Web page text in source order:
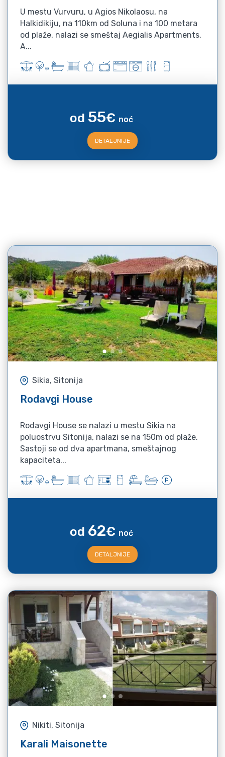
U mestu Vurvuru, u Agios Nikolaosu, na
Halkidikiju, na 110km od Soluna i na 100 metara
od plaže, nalazi se smeštaj Aegialis Apartments.
A...
od 55€ noć
DETALJNIJE
Sikia, Sitonija
Rodavgi House
Rodavgi House se nalazi u mestu Sikia na
poluostrvu Sitonija, nalazi se na 150m od plaže.
Sastoji se od dva apartmana, smeštajnog
kapaciteta...
od 62€ noć
DETALJNIJE
Nikiti, Sitonija
Karali Maisonette